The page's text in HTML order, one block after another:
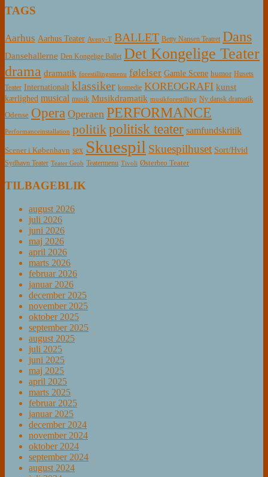
TAGS
Aarhus Aarhus Teater Aveny-T BALLET Betty Nansen Teatret Dans
Dansehallerne Den Kongelige Ballet Det Kongelige Teater
drama dramatik forestillingsmenu følelser Gamle Scene humor Husets
Teater Internationalt klassiker komedie KOREOGRAFI kunst
kærlighed musical musik Musikdramatik musikforestilling Ny dansk dramatik
Odense Opera Operaen PERFORMANCE
Performanceinstallation politikpolitisk teater samfundskritik
Scener i København sex Skuespil Skuespilhuset Sort/Hvid
Sydhavn Teater Teater Grob Teatermenu Tivoli Østerbro Teater
TILBAGEBLIK
august 2026
juli 2026
juni 2026
maj 2026
april 2026
marts 2026
februar 2026
januar 2026
december 2025
november 2025
oktober 2025
september 2025
august 2025
juli 2025
juni 2025
maj 2025
april 2025
marts 2025
februar 2025
januar 2025
december 2024
november 2024
oktober 2024
september 2024
august 2024